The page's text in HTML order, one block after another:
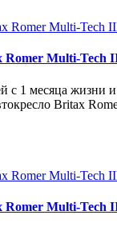
Romer Multi-Tech
с 1 месяца жизни
Britax
Romer Multi-Tech